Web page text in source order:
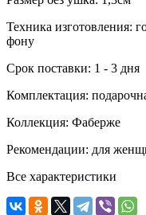
Техника изготовления:
фону
Срок поставки: 1 - 3 дня
Комплектация:
Коллекция: Фаберже
Рекомендации: для
Все характеристики